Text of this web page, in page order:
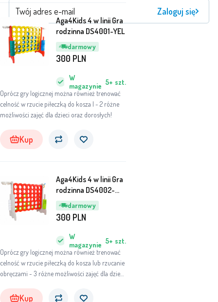
darmowy
Aga4Kids 4 w linii Gra
rodzinna DS4001-YEL
Oprócz gry logicznej można również trenować
celność w rzucie piłeczką do kosza l - 2 różne
możliwości zajęć dla dzieci oraz dorosłych!
W
magazynie 5+ szt.
300 PLN
Kup
darmowy
Aga4Kids 4 w linii Gra
rodzinna DS4002-
GRY-RE
Oprócz gry logicznej można również trenować
celność w rzucie piłeczką do kosza lub rzucanie
obręczami - 3 różne możliwości zajęć dla dzieci
W
magazynie 5+ szt.
300 PLN
Kup
Zaloguj się